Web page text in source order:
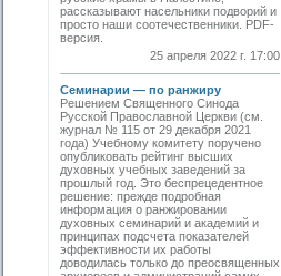
рассказывают насельники подворий и
просто наши соотечественники. PDF-
версия.
25 апреля 2022 г. 17:00
Семинарии — по ранжиру
Решением Священного Синода
Русской Православной Церкви (см.
журнал № 115 от 29 декабря 2021
года) Учебному комитету поручено
опубликовать рейтинг высших
духовных учебных заведений за
прошлый год. Это беспрецедентное
решение: прежде подробная
информация о ранжировании
духовных семинарий и академий и
принципах подсчета показателей
эффективности их работы
доводилась только до преосвященных